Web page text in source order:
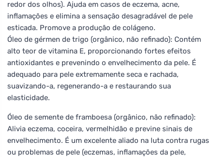
redor dos olhos). Ajuda em casos de eczema, acne,
inflamações e elimina a sensação desagradável de pele
esticada. Promove a produção de colágeno.
Óleo de gérmen de trigo (orgânico, não refinado): Contém
alto teor de vitamina E, proporcionando fortes efeitos
antioxidantes e prevenindo o envelhecimento da pele. É
adequado para pele extremamente seca e rachada,
suavizando-a, regenerando-a e restaurando sua
elasticidade.
Óleo de semente de framboesa (orgânico, não refinado):
Alivia eczema, coceira, vermelhidão e previne sinais de
envelhecimento. É um excelente aliado na luta contra rugas
ou problemas de pele (eczemas, inflamações da pele,